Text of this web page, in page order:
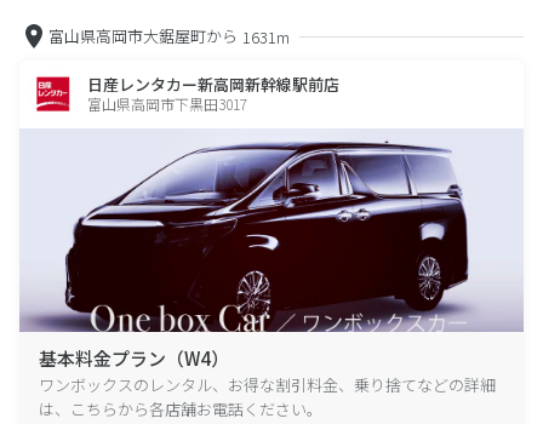
富山県高岡市大鋸屋町から 1631m
日産レンタカー新高岡新幹線駅前店
富山県高岡市下黒田3017
基本料金プラン（W4）
ワンボックスのレンタル、お得な割引料金、乗り捨てなどの詳細
は、こちらから各店舗お電話ください。